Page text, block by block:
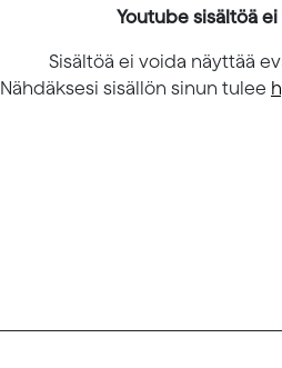
Youtube sisältöä
Sisältöä ei voida näyttää
Nähdäksesi sisällön sinun tulee